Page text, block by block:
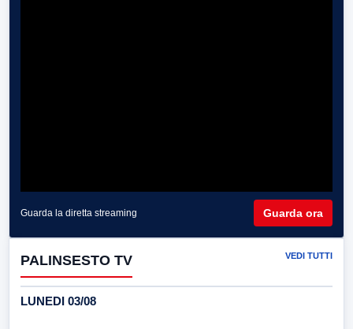
Guarda la diretta streaming Guarda ora
PALINSESTO TV VEDI TUTTI
LUNEDI 03/08